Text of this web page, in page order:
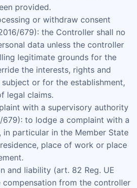
provided.
or withdraw consent
679): the Controller shall no
data unless the controller
legitimate grounds for the
the interests, rights and
or for the establishment,
legal claims.
with a supervisory authority
679): to lodge a complaint with a
in particular in the Member State
place of work or place
and liability (art. 82 Reg. UE
compensation from the controller